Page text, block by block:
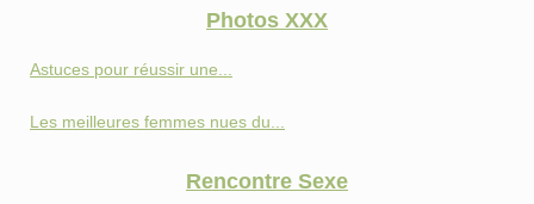
Photos XXX
Astuces pour réussir une...
Les meilleures femmes nues du...
Rencontre Sexe